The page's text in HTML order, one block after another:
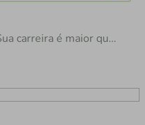
Sua carreira é maior que seu emprego